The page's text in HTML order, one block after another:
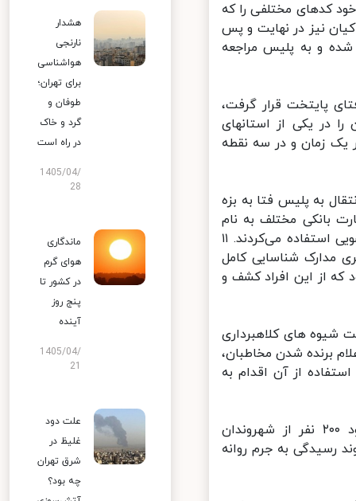
کدهای مختلفی را که
نیز در نهایت و پس
و به پلیس مراجعه
پایتخت قرار گرفت،
در یکی از استانهای
زمان و در سه نقطه
به پلیس فتا به بزه
کردند، گفت:‌ همچنین ماموران از این باند بیش از ۲۰۰ کارت بانکی مختلف به نام
اشخاص غیر را نیز کشف کردند. اعضای این باند از این کارت‌ها برای پولشویی استفاده می‌کردند. ۱۱
دو دستگاه لپ تاپ، ۱۲ دستگاه کارتخوان، ۶۸ سری مدارک شناسایی کامل
از این افراد کشف و
های کلاهبرداری
برنده شدن مخاطبان،
از آن اقدام به
گودرزی با بیان اینکه مجرمین بیش از سه میلیارد ریال از تعداد حدود ۲۰۰ نفر از شهروندان
رسیدگی به جرم روانه
هشدار
نارنجی
هواشناسی
برای تهران؛
طوفان و
گرد و خاک
در راه است
1405/04/
28
ماندگاری
هوای گرم
در کشور تا
پنج روز
آینده
1405/04/
علت دود
غلیظ در
شرق تهران
چه بود؟